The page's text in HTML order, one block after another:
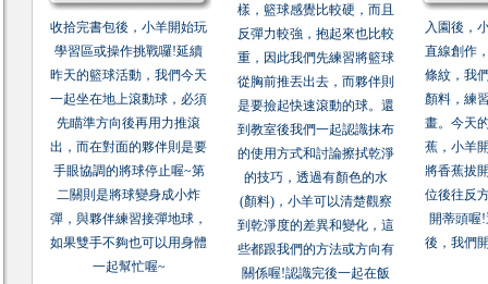
收拾完書包後，小羊開始玩
學習區或操作挑戰囉!延續
昨天的籃球活動，我們今天
一起坐在地上滾動球，必須
先瞄準方向後再用力推滾
出，而在對面的夥伴則是要
手眼協調的將球停止喔~第
二關則是將球變身成小炸
彈，與夥伴練習接彈地球，
如果雙手不夠也可以用身體
一起幫忙喔~
樣，籃球感覺比較硬，而且
反彈力較強，抱起來也比較
重，因此我們先練習將籃球
從胸前推丟出去，而夥伴則
是要撿起快速滾動的球。還
到教室後我們一起認識抹布
的使用方式和討論擦拭乾淨
的技巧，透過有顏色的水
(顏料)，小羊可以清楚觀察
到乾淨度的差異和變化，這
些都跟我們的方法或方向有
關係喔!認識完後一起在飯
入園後，
直線創作
條紋，我
顏料，練
畫。今天
蕉，小羊
將香蕉拔
位後往反
開蒂頭喔
後，我們